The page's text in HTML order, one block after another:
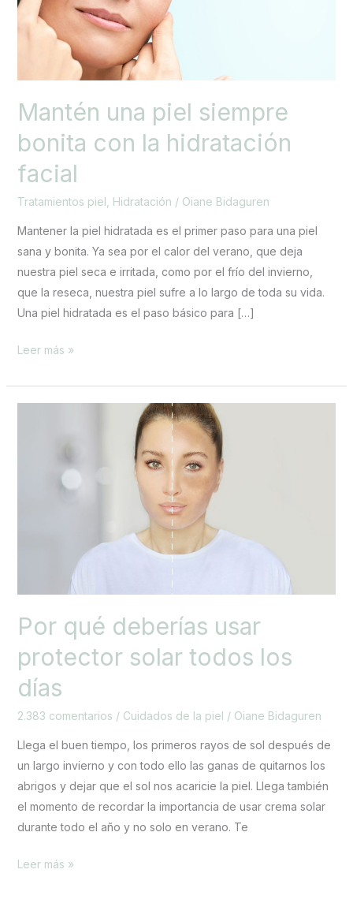
Mantén una piel siempre
bonita con la hidratación
facial
Tratamientos piel Hidratación / Oiane Bidaguren
Mantener la piel hidratada es el primer paso para una piel
sana y bonita. Ya sea por el calor del verano, que deja
nuestra piel seca e irritada, como por el frío del invierno,
que la reseca, nuestra piel sufre a lo largo de toda su vida.
Una piel hidratada es el paso básico para […]
hidratación
Leer más »
Por qué deberías usar
protector solar todos los
días
2.383 comentarios / Cuidados de la piel / Oiane Bidaguren
Llega el buen tiempo, los primeros rayos de sol después de
un largo invierno y con todo ello las ganas de quitarnos los
abrigos y dejar que el sol nos acaricie la piel. Llega también
el momento de recordar la importancia de usar crema solar
durante todo el año y no solo en verano. Te
Leer más »